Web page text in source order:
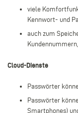
viele
Kennwort- und
auch zum
Cloud-Dienste
Passwörter
Passwörter
Smartphones)